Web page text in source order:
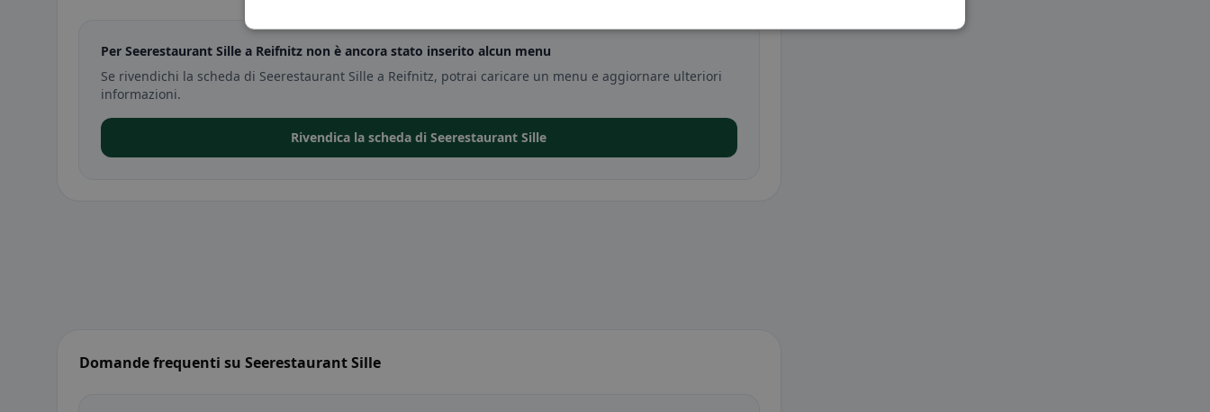
Per Seerestaurant Sille a Reifnitz non è ancora stato inserito alcun menu
Se rivendichi la scheda di Seerestaurant Sille a Reifnitz, potrai caricare un menu e aggiornare ulteriori
informazioni.
Rivendica la scheda di Seerestaurant Sille
Domande frequenti su Seerestaurant Sille